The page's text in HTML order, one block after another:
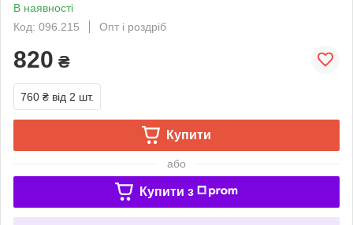
В наявності
Код: 096.215
Опт і роздріб
820 ₴
760 ₴ від 2 шт.
Купити
або
Купити з